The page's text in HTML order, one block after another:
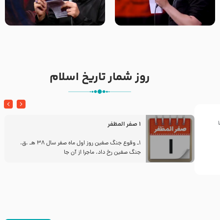
تک ، عبّاس، صاحب دل‌هاست –
حاج حنیف طاهری – عزاداری شب
من غلام نوکراتم من عاشق
کربلاتم – شور زمینه – شب هفتم
روز شمار تاریخ اسلام
1 صفر المظفر
1ـ وقوع جنگ صفین روز اول ماه صفر سال 38 هـ .ق.
جنگ صفین رخ داد. ماجرا از آن جا